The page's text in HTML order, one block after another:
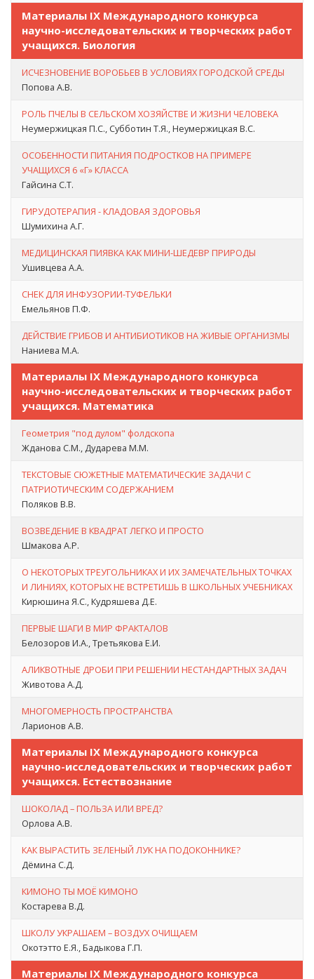
Материалы IX Международного конкурса
научно-исследовательских и творческих работ
учащихся. Биология
ИСЧЕЗНОВЕНИЕ ВОРОБЬЕВ В УСЛОВИЯХ ГОРОДСКОЙ СРЕДЫ
Попова А.В.
РОЛЬ ПЧЕЛЫ В СЕЛЬСКОМ ХОЗЯЙСТВЕ И ЖИЗНИ ЧЕЛОВЕКА
Неумержицкая П.С., Субботин Т.Я., Неумержицкая В.С.
ОСОБЕННОСТИ ПИТАНИЯ ПОДРОСТКОВ НА ПРИМЕРЕ
УЧАЩИХСЯ 6 «Г» КЛАССА
Гайсина С.Т.
ГИРУДОТЕРАПИЯ - КЛАДОВАЯ ЗДОРОВЬЯ
Шумихина А.Г.
МЕДИЦИНСКАЯ ПИЯВКА КАК МИНИ-ШЕДЕВР ПРИРОДЫ
Ушивцева А.А.
СНЕК ДЛЯ ИНФУЗОРИИ-ТУФЕЛЬКИ
Емельянов П.Ф.
ДЕЙСТВИЕ ГРИБОВ И АНТИБИОТИКОВ НА ЖИВЫЕ ОРГАНИЗМЫ
Наниева М.А.
Материалы IX Международного конкурса
научно-исследовательских и творческих работ
учащихся. Математика
Геометрия "под дулом" фолдскопа
Жданова С.М., Дударева М.М.
ТЕКСТОВЫЕ СЮЖЕТНЫЕ МАТЕМАТИЧЕСКИЕ ЗАДАЧИ С
ПАТРИОТИЧЕСКИМ СОДЕРЖАНИЕМ
Поляков В.В.
ВОЗВЕДЕНИЕ В КВАДРАТ ЛЕГКО И ПРОСТО
Шмакова А.Р.
О НЕКОТОРЫХ ТРЕУГОЛЬНИКАХ И ИХ ЗАМЕЧАТЕЛЬНЫХ ТОЧКАХ
И ЛИНИЯХ, КОТОРЫХ НЕ ВСТРЕТИШЬ В ШКОЛЬНЫХ УЧЕБНИКАХ
Кирюшина Я.С., Кудряшева Д.Е.
ПЕРВЫЕ ШАГИ В МИР ФРАКТАЛОВ
Белозоров И.А., Третьякова Е.И.
АЛИКВОТНЫЕ ДРОБИ ПРИ РЕШЕНИИ НЕСТАНДАРТНЫХ ЗАДАЧ
Животова А.Д.
МНОГОМЕРНОСТЬ ПРОСТРАНСТВА
Ларионов А.В.
Материалы IX Международного конкурса
научно-исследовательских и творческих работ
учащихся. Естествознание
ШОКОЛАД – ПОЛЬЗА ИЛИ ВРЕД?
Орлова А.В.
КАК ВЫРАСТИТЬ ЗЕЛЕНЫЙ ЛУК НА ПОДОКОННИКЕ?
Дёмина С.Д.
КИМОНО ТЫ МОЁ КИМОНО
Костарева В.Д.
ШКОЛУ УКРАШАЕМ – ВОЗДУХ ОЧИЩАЕМ
Окотэтто Е.Я., Бадыкова Г.П.
Материалы IX Международного конкурса